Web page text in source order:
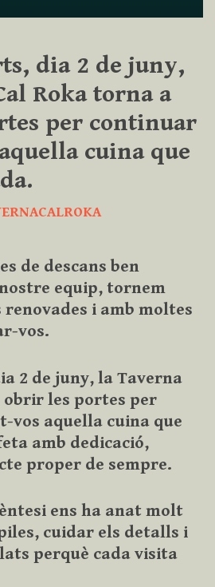
dia 2 de juny,
Roka torna a
per continuar
cuina que
de descans ben
equip, tornem
renovades i amb moltes
vos.
2 de juny, la Taverna
obrir les portes per
vos aquella cuina que
amb dedicació,
proper de sempre.
ens ha anat molt
cuidar els detalls i
perquè cada visita